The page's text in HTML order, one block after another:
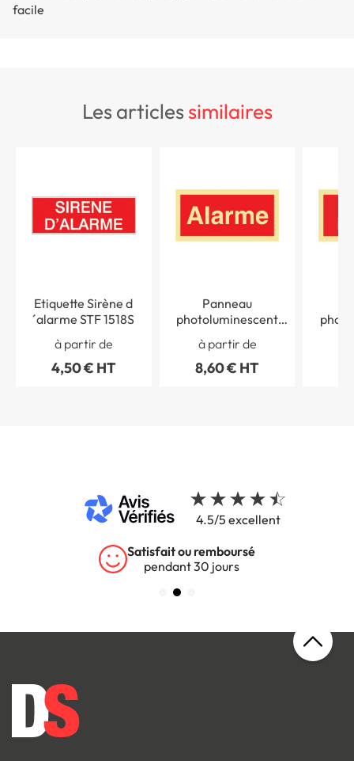
facile
les articlessimilaires
Etiquette Sirène d
´alarme STF 1518S
à partir de
4,50 € HT
Panneau
photoluminescent
Alarme
à partir de
8,60 € HT
4.5/5 excellent
Satisfait ou remboursé
pendant 30 jours